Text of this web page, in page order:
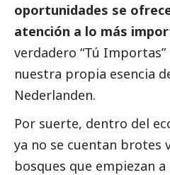
oportunidades se
atención a lo más
verdadero “Tú
nuestra propia esencia
Nederlanden.
Por suerte, dentro del
ya no se cuentan brotes
bosques que empiezan